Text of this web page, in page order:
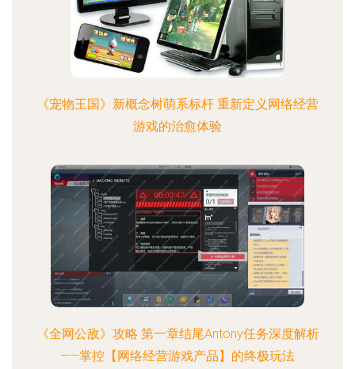
《宠物王国》新概念树萌系标杆 重新定义网络经营
游戏的治愈体验
《全网公敌》攻略 第一章结尾Antony任务深度解析
——掌控【网络经营游戏产品】的终极玩法